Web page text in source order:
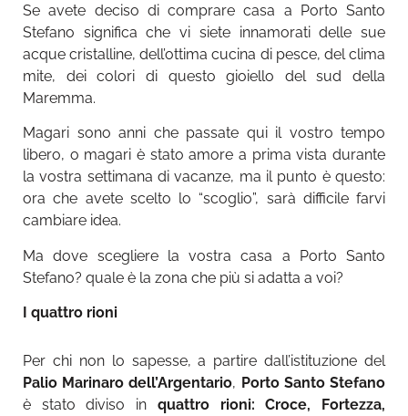
Se avete deciso di comprare casa a Porto Santo
Stefano significa che vi siete innamorati delle sue
acque cristalline, dell’ottima cucina di pesce, del clima
mite, dei colori di questo gioiello del sud della
Maremma.
Magari sono anni che passate qui il vostro tempo
libero, o magari è stato amore a prima vista durante
la vostra settimana di vacanze, ma il punto è questo:
ora che avete scelto lo “scoglio”, sarà difficile farvi
cambiare idea.
Ma dove scegliere la vostra casa a Porto Santo
Stefano? quale è la zona che più si adatta a voi?
I quattro rioni
Per chi non lo sapesse, a partire dall’istituzione del
Palio Marinaro dell’Argentario, Porto Santo Stefano
è stato diviso in quattro rioni: Croce, Fortezza,